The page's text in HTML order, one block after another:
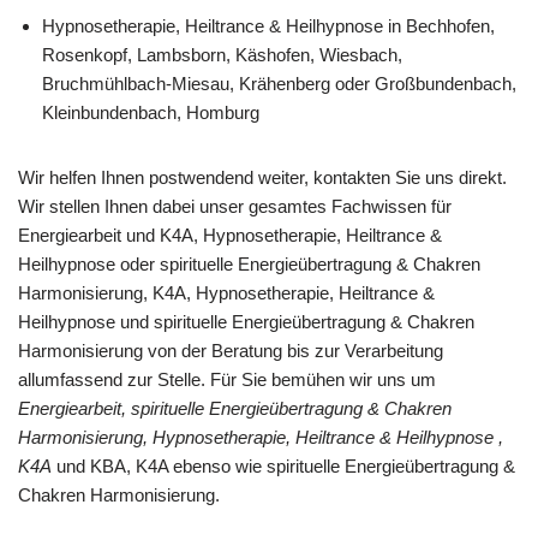
Hypnosetherapie, Heiltrance & Heilhypnose in Bechhofen,
Rosenkopf, Lambsborn, Käshofen, Wiesbach,
Bruchmühlbach-Miesau, Krähenberg oder Großbundenbach,
Kleinbundenbach, Homburg
Wir helfen Ihnen postwendend weiter, kontakten Sie uns direkt.
Wir stellen Ihnen dabei unser gesamtes Fachwissen für
Energiearbeit und K4A, Hypnosetherapie, Heiltrance &
Heilhypnose oder spirituelle Energieübertragung & Chakren
Harmonisierung, K4A, Hypnosetherapie, Heiltrance &
Heilhypnose und spirituelle Energieübertragung & Chakren
Harmonisierung von der Beratung bis zur Verarbeitung
allumfassend zur Stelle. Für Sie bemühen wir uns um
Energiearbeit, spirituelle Energieübertragung & Chakren
Harmonisierung, Hypnosetherapie, Heiltrance & Heilhypnose ,
K4A und KBA, K4A ebenso wie spirituelle Energieübertragung &
Chakren Harmonisierung.